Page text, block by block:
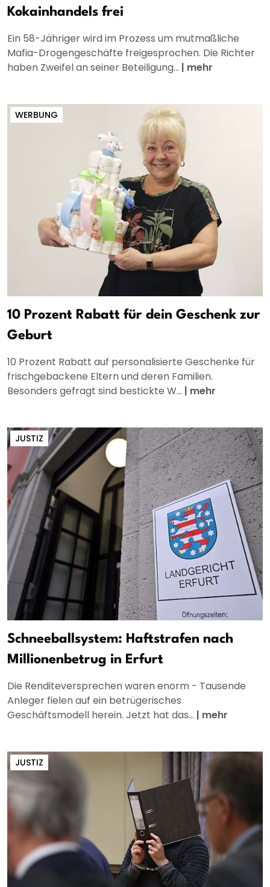
Kokainhandels frei
Ein 58-Jähriger wird im Prozess um mutmaßliche
Mafia-Drogengeschäfte freigesprochen. Die Richter
haben Zweifel an seiner Beteiligung... | mehr
WERBUNG
10 Prozent Rabatt für dein Geschenk zur
Geburt
10 Prozent Rabatt auf personalisierte Geschenke für
frischgebackene Eltern und deren Familien.
Besonders gefragt sind bestickte W... | mehr
JUSTIZ
Schneeballsystem: Haftstrafen nach
Millionenbetrug in Erfurt
Die Renditeversprechen waren enorm - Tausende
Anleger fielen auf ein betrügerisches
Geschäftsmodell herein. Jetzt hat das... | mehr
JUSTIZ